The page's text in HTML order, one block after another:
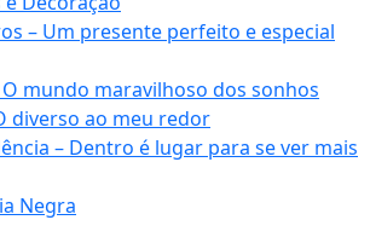
– Um presente perfeito e especial
mundo maravilhoso dos sonhos
diverso ao meu redor
– Dentro é lugar para se ver mais
Negra